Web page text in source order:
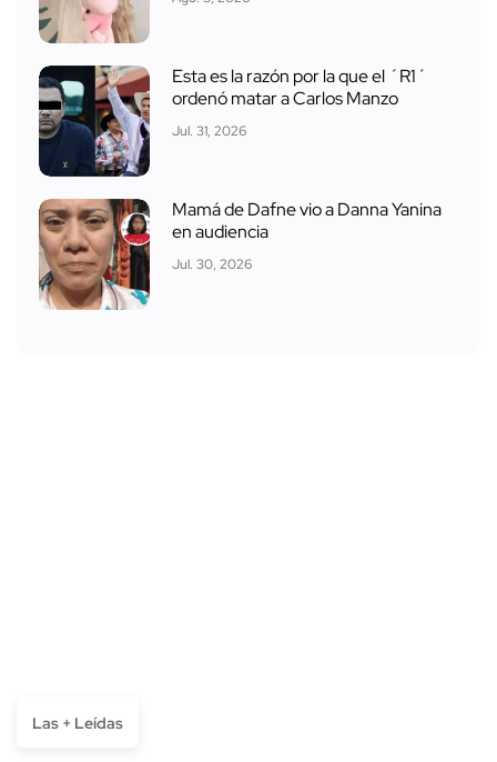
Esta es la razón por la que el ´R1´
ordenó matar a Carlos Manzo
Jul. 31, 2026
Mamá de Dafne vio a Danna Yanina
en audiencia
Jul. 30, 2026
Las + Leídas